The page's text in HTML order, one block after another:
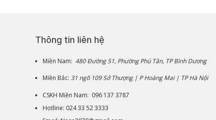
Thông tin liên hệ
Miền Nam: 480 Đường 51, Phường Phú Tân, TP Bình Dương
Miền Bắc: 31 ngõ 109 Sở Thượng | P Hoàng Mai | TP Hà Nội
CSKH Miền Nam: 096 137 3787
Hotline: 024 33 52 3333